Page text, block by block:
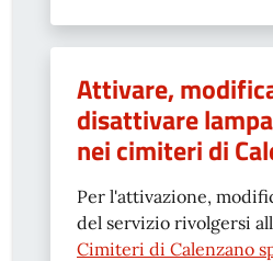
Attivare,
disattivare
nei cimiteri di
Per l'attivazione,
del servizio rivolgersi
Cimiteri di Calenzano